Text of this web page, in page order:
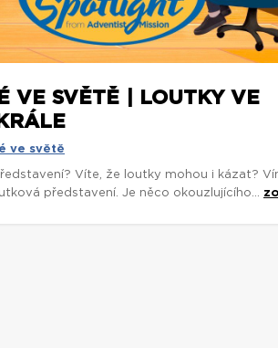
VE SVĚTĚ | LOUTKY VE
ve světě
Víte, že loutky mohou i kázat?
představení. Je něco okouzlujícího...